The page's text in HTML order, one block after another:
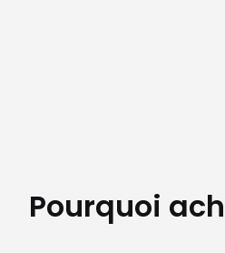
Pourquoi